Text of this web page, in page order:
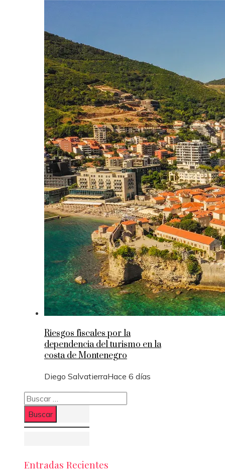
Riesgos fiscales por la
dependencia del turismo en la
costa de Montenegro
Diego SalvatierraHace 6 días
Buscar:
Entradas Recientes